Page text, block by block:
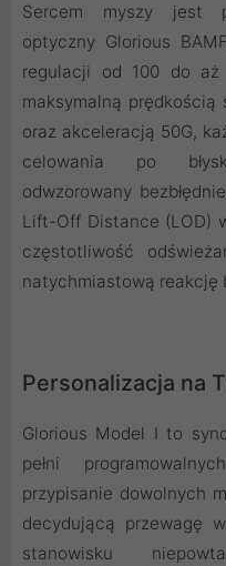
Sercem myszy jest
optyczny Glorious
regulacji od 100 do aż
maksymalną
oraz akceleracją 50G,
celowania po
odwzorowany
Lift-Off Distance (LOD)
częstotliwość
natychmiastową reakcję
Personalizacja na
Glorious Model I to
pełni
przypisanie dowolnych
decydującą przewagę
stanowisku